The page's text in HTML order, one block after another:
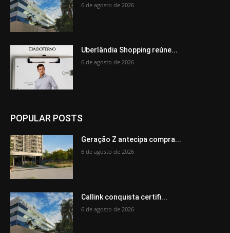
6 de agosto de 2026
Uberlândia Shopping reúne...
6 de agosto de 2026
POPULAR POSTS
Geração Z antecipa compra...
6 de agosto de 2026
Callink conquista certifi...
6 de agosto de 2026